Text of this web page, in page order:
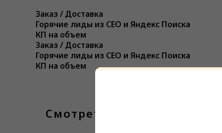
Заказ / Доставка
Горячие лиды из СЕО и Яндекс Поиска
КП на объем
Заказ / Доставка
Горячие лиды из СЕО и Яндекс Поиска
КП на объем
Смотреть еще